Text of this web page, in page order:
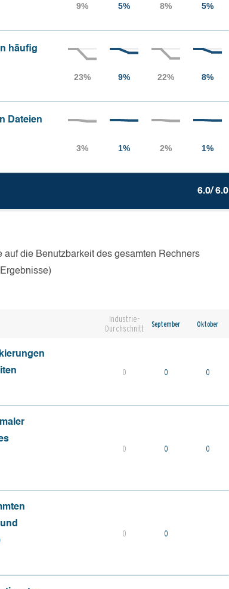
häufig
Dateien
6.0/ 6.0
die Benutzbarkeit des gesamten Rechners
Industrie-
Durchschnitt
September Oktober
0 0 0
0 0 0
0 0